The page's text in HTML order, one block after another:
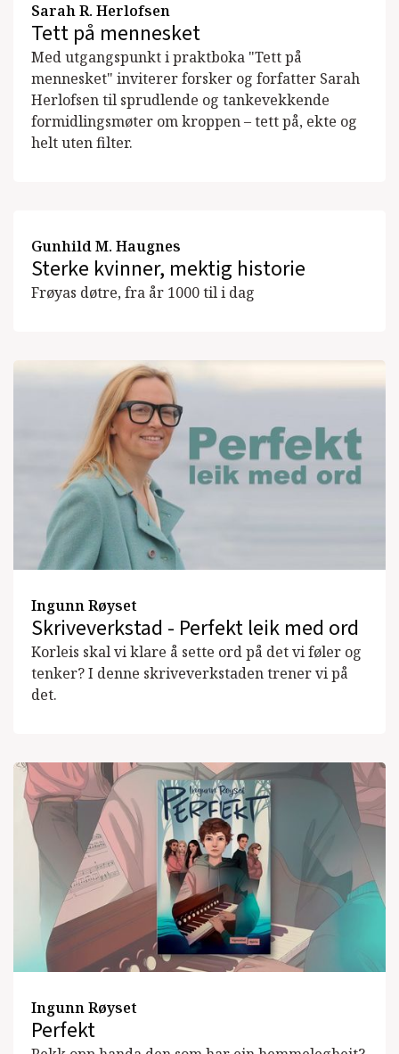
Sarah R. Herlofsen
Tett på mennesket
Med utgangspunkt i praktboka "Tett på
mennesket" inviterer forsker og forfatter Sarah
Herlofsen til sprudlende og tankevekkende
formidlingsmøter om kroppen – tett på, ekte og
helt uten filter.
Gunhild M. Haugnes
Sterke kvinner, mektig historie
Frøyas døtre, fra år 1000 til i dag
Ingunn Røyset
Skriveverkstad - Perfekt leik med ord
Korleis skal vi klare å sette ord på det vi føler og
tenker? I denne skriveverkstaden trener vi på
det.
Ingunn Røyset
Perfekt